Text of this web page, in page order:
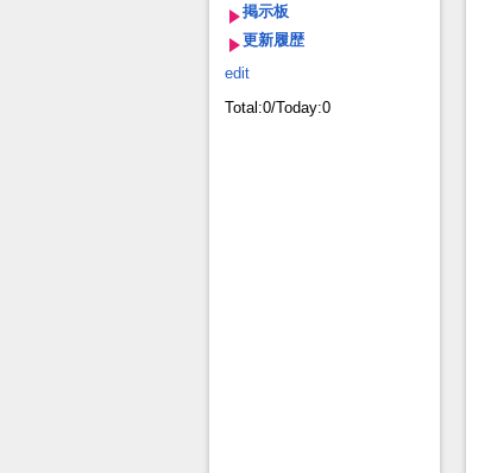
掲示板
更新履歴
edit
Total:0/Today:0